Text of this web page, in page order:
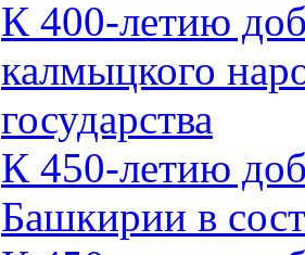
К 400-летию
калмыцкого
государства
К 450-летию
Башкирии в